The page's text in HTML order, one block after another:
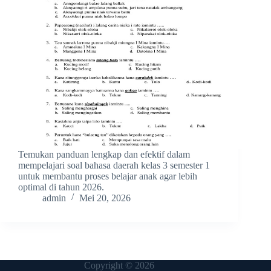
Temukan panduan lengkap dan efektif dalam
mempelajari soal bahasa daerah kelas 3 semester 1
untuk membantu proses belajar anak agar lebih
optimal di tahun 2026.
admin
Mei 20, 2026
Copyright © 2026